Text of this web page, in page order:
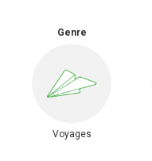
Genre
Voyages